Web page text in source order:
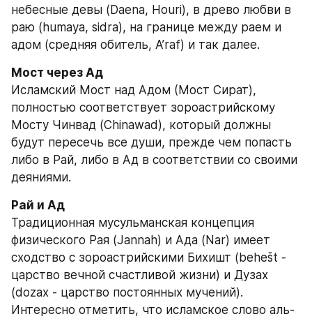
небесные девы (Daena, Houri), в древо любви в
раю (humaya, sidra), на границе между раем и
адом (средняя обитель, A’raf) и так далее.
Исламский Мост над Адом (Мост Сират),
полностью соответствует зороастрийскому
Мосту Чинвад (Chinawad), который должны
будут пересечь все души, прежде чем попасть
либо в Рай, либо в Ад в соответствии со своими
деяниями.
Традиционная мусульманская концепция
физического Рая (Jannah) и Ада (Nar) имеет
сходство с зороастрийскими Бихишт (behešt -
царство вечной счастливой жизни) и Дузах
(dozax - царство постоянных мучений).
Интересно отметить, что исламское слово аль-